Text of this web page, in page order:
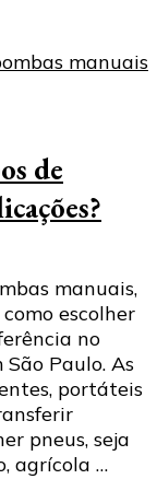
de
manuais,
escolher
no
Paulo. As
portáteis
pneus, seja
agrícola …